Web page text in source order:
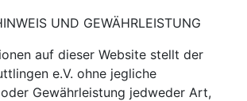
UND GEWÄHRLEISTUNG
auf dieser Website stellt der
e.V. ohne jegliche
Gewährleistung jedweder Art,